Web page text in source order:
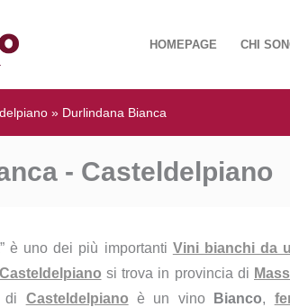
HOMEPAGE CHI
» Durlindana Bianca
- Casteldelpiano
” è uno dei più importanti Vini bianchi da
Casteldelpiano si trova in provincia di
di Casteldelpiano è un vino Bianco,